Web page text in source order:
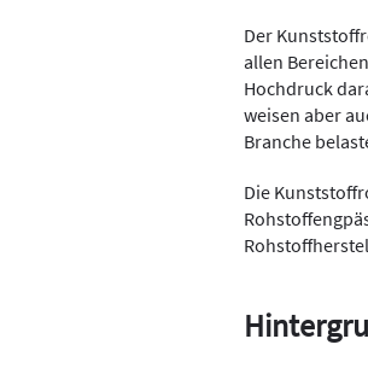
Der
allen
Hochdruck
weisen aber
Branche
Die